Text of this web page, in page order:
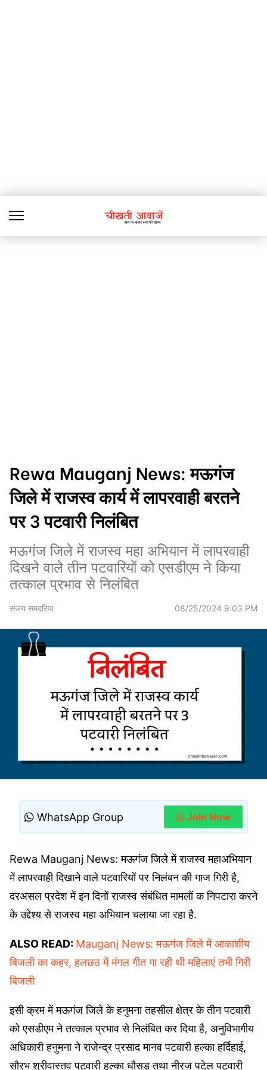
Rewa Mauganj News: मऊगंज
जिले में राजस्व कार्य में लापरवाही बरतने
पर 3 पटवारी निलंबित
मऊगंज जिले में राजस्व महा अभियान में लापरवाही
दिखने वाले तीन पटवारियों को एसडीएम ने किया
तत्काल प्रभाव से निलंबित
संजय समदरिया 08/25/2024 9:03 PM
WhatsApp Group Join Now
Rewa Mauganj News: मऊगंज जिले में राजस्व महाअभियान
में लापरवाही दिखाने वाले पटवारियों पर निलंबन की गाज गिरी है,
दरअसल प्रदेश में इन दिनों राजस्व संबंधित मामलों क निपटारा करने
के उद्देश्य से राजस्व महा अभियान चलाया जा रहा है.
ALSO READ: Mauganj News: मऊगंज जिले में आकाशीय
बिजली का कहर, हलछठ में मंगल गीत गा रही थी महिलाएं तभी गिरी
बिजली
इसी क्रम में मऊगंज जिले के हनुमना तहसील क्षेत्र के तीन पटवारी
को एसडीएम ने तत्काल प्रभाव से निलंबित कर दिया है, अनुविभागीय
अधिकारी हनुमना ने राजेन्द्र प्रसाद मानव पटवारी हल्का हर्दिहाई,
सौरभ श्रीवास्तव पटवारी हल्का धौसड़ तथा नीरज पटेल पटवारी